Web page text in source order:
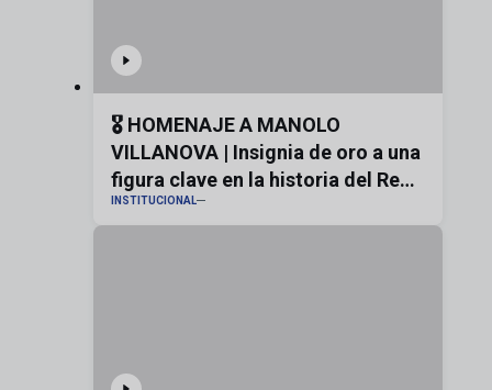
🎖️ HOMENAJE A MANOLO
VILLANOVA | Insignia de oro a una
figura clave en la historia del Real
Zaragoza
INSTITUCIONAL